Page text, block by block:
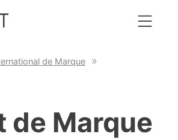
de Marque
de Marque